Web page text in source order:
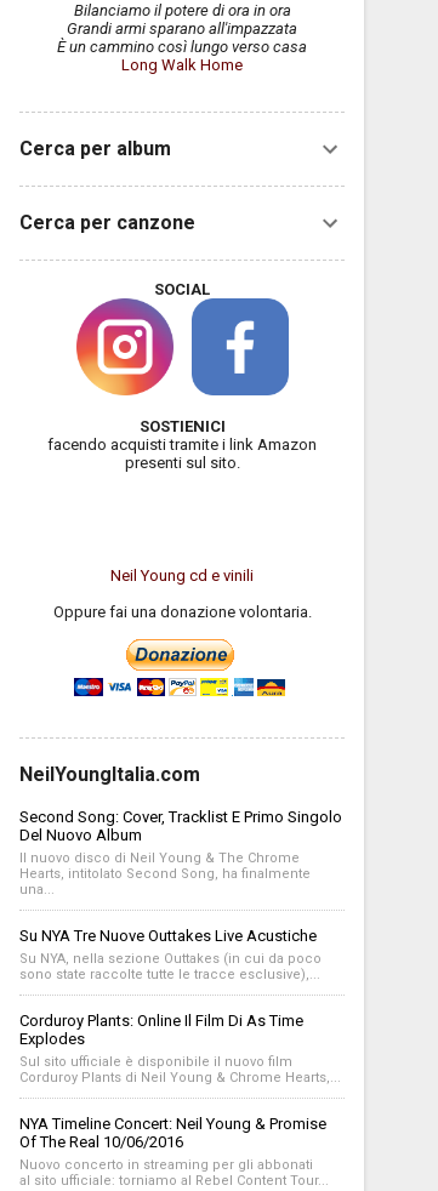
Bilanciamo il potere di ora in ora
Grandi armi sparano all'impazzata
È un cammino così lungo verso casa
Long Walk Home
Cerca per album
Cerca per canzone
SOCIAL
SOSTIENICI
facendo acquisti tramite i link Amazon
presenti sul sito.
Neil Young cd e vinili
Oppure fai una donazione volontaria.
NeilYoungItalia.com
Second Song: Cover, Tracklist E Primo Singolo
Del Nuovo Album
Il nuovo disco di Neil Young & The Chrome
Hearts, intitolato Second Song, ha finalmente
una...
Su NYA Tre Nuove Outtakes Live Acustiche
Su NYA, nella sezione Outtakes (in cui da poco
sono state raccolte tutte le tracce esclusive),...
Corduroy Plants: Online Il Film Di As Time
Explodes
Sul sito ufficiale è disponibile il nuovo film
Corduroy Plants di Neil Young & Chrome Hearts,...
NYA Timeline Concert: Neil Young & Promise
Of The Real 10/06/2016
Nuovo concerto in streaming per gli abbonati
al sito ufficiale: torniamo al Rebel Content Tour...